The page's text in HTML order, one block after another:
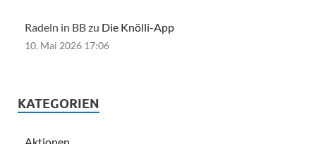
Radeln in BB zu Die Knölli-App
10. Mai 2026 17:06
KATEGORIEN